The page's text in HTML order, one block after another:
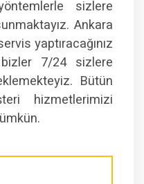
sizlere
Ankara
yaptıracağınız
7/24 sizlere
Bütün
hizmetlerimizi